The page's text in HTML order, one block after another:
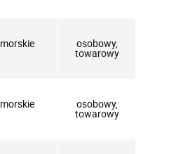
morskie osobowy,
towarowy
morskie osobowy,
towarowy